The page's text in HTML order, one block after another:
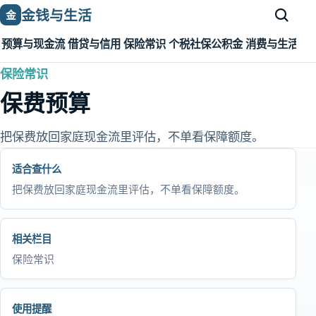
金 金钱与生活
预算与现金流借贷与信用 保险常识个税社保公积金消费与生活成
保险常识
保费预算
把保费放回家庭现金流里评估，不单看保障额度。
适合查什么
把保费放回家庭现金流里评估，不单看保障额度。
相关栏目
保险常识
使用提醒